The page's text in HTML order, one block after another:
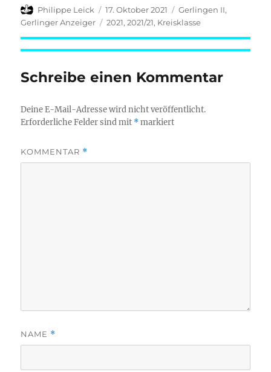
Autor
Philippe Leick
Veröffentlicht
am
17. Oktober 2021 Kategorien
Gerlingen II,
Gerlinger Anzeiger
Schlagwörter
2021,2021/21, Kreisklasse
Schreibe einen Kommentar
Deine E-Mail-Adresse wird nicht veröffentlicht.
Erforderliche Felder sind mit *markiert
KOMMENTAR *
NAME *